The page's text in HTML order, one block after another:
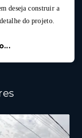
deseja construir a
do projeto.